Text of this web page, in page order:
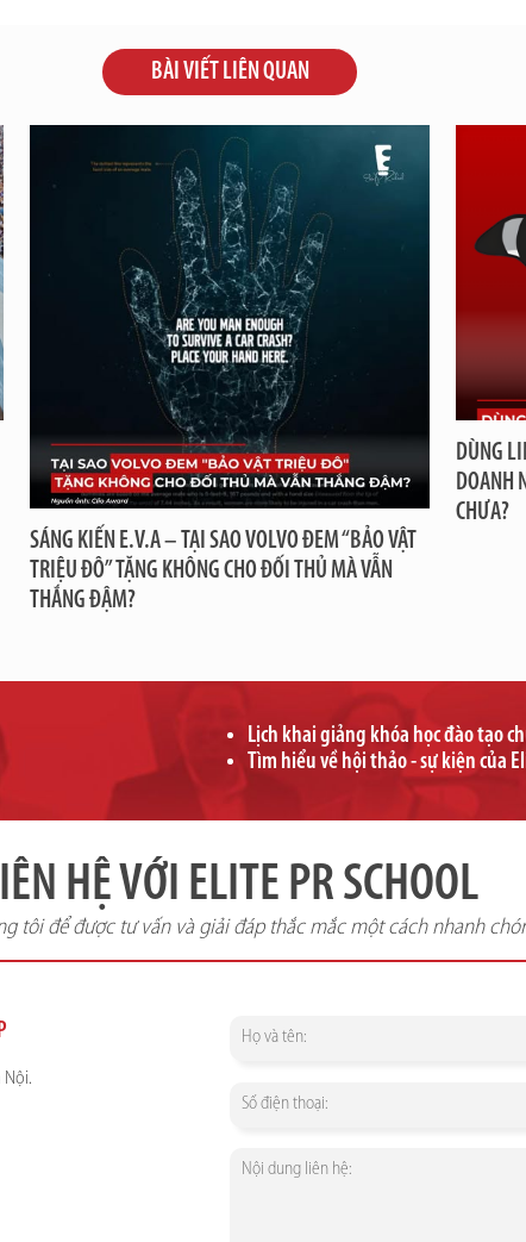
BÀI VIẾT LIÊN QUAN
SÁNG KIẾN E.V.A – TẠI SAO VOLVO ĐEM “BẢO VẬT
TRIỆU ĐÔ” TẶNG KHÔNG CHO ĐỐI THỦ MÀ VẪN
THẮNG ĐẬM?
DÙNG
DOANH
CHƯA?
Lịch khai giảng khóa học đào tạo
Tìm hiểu về hội thảo - sự kiện của
HỆ VỚI ELITE PR SCHOOL
tôi để được tư vấn và giải đáp thắc mắc một cách nhanh
Nội.